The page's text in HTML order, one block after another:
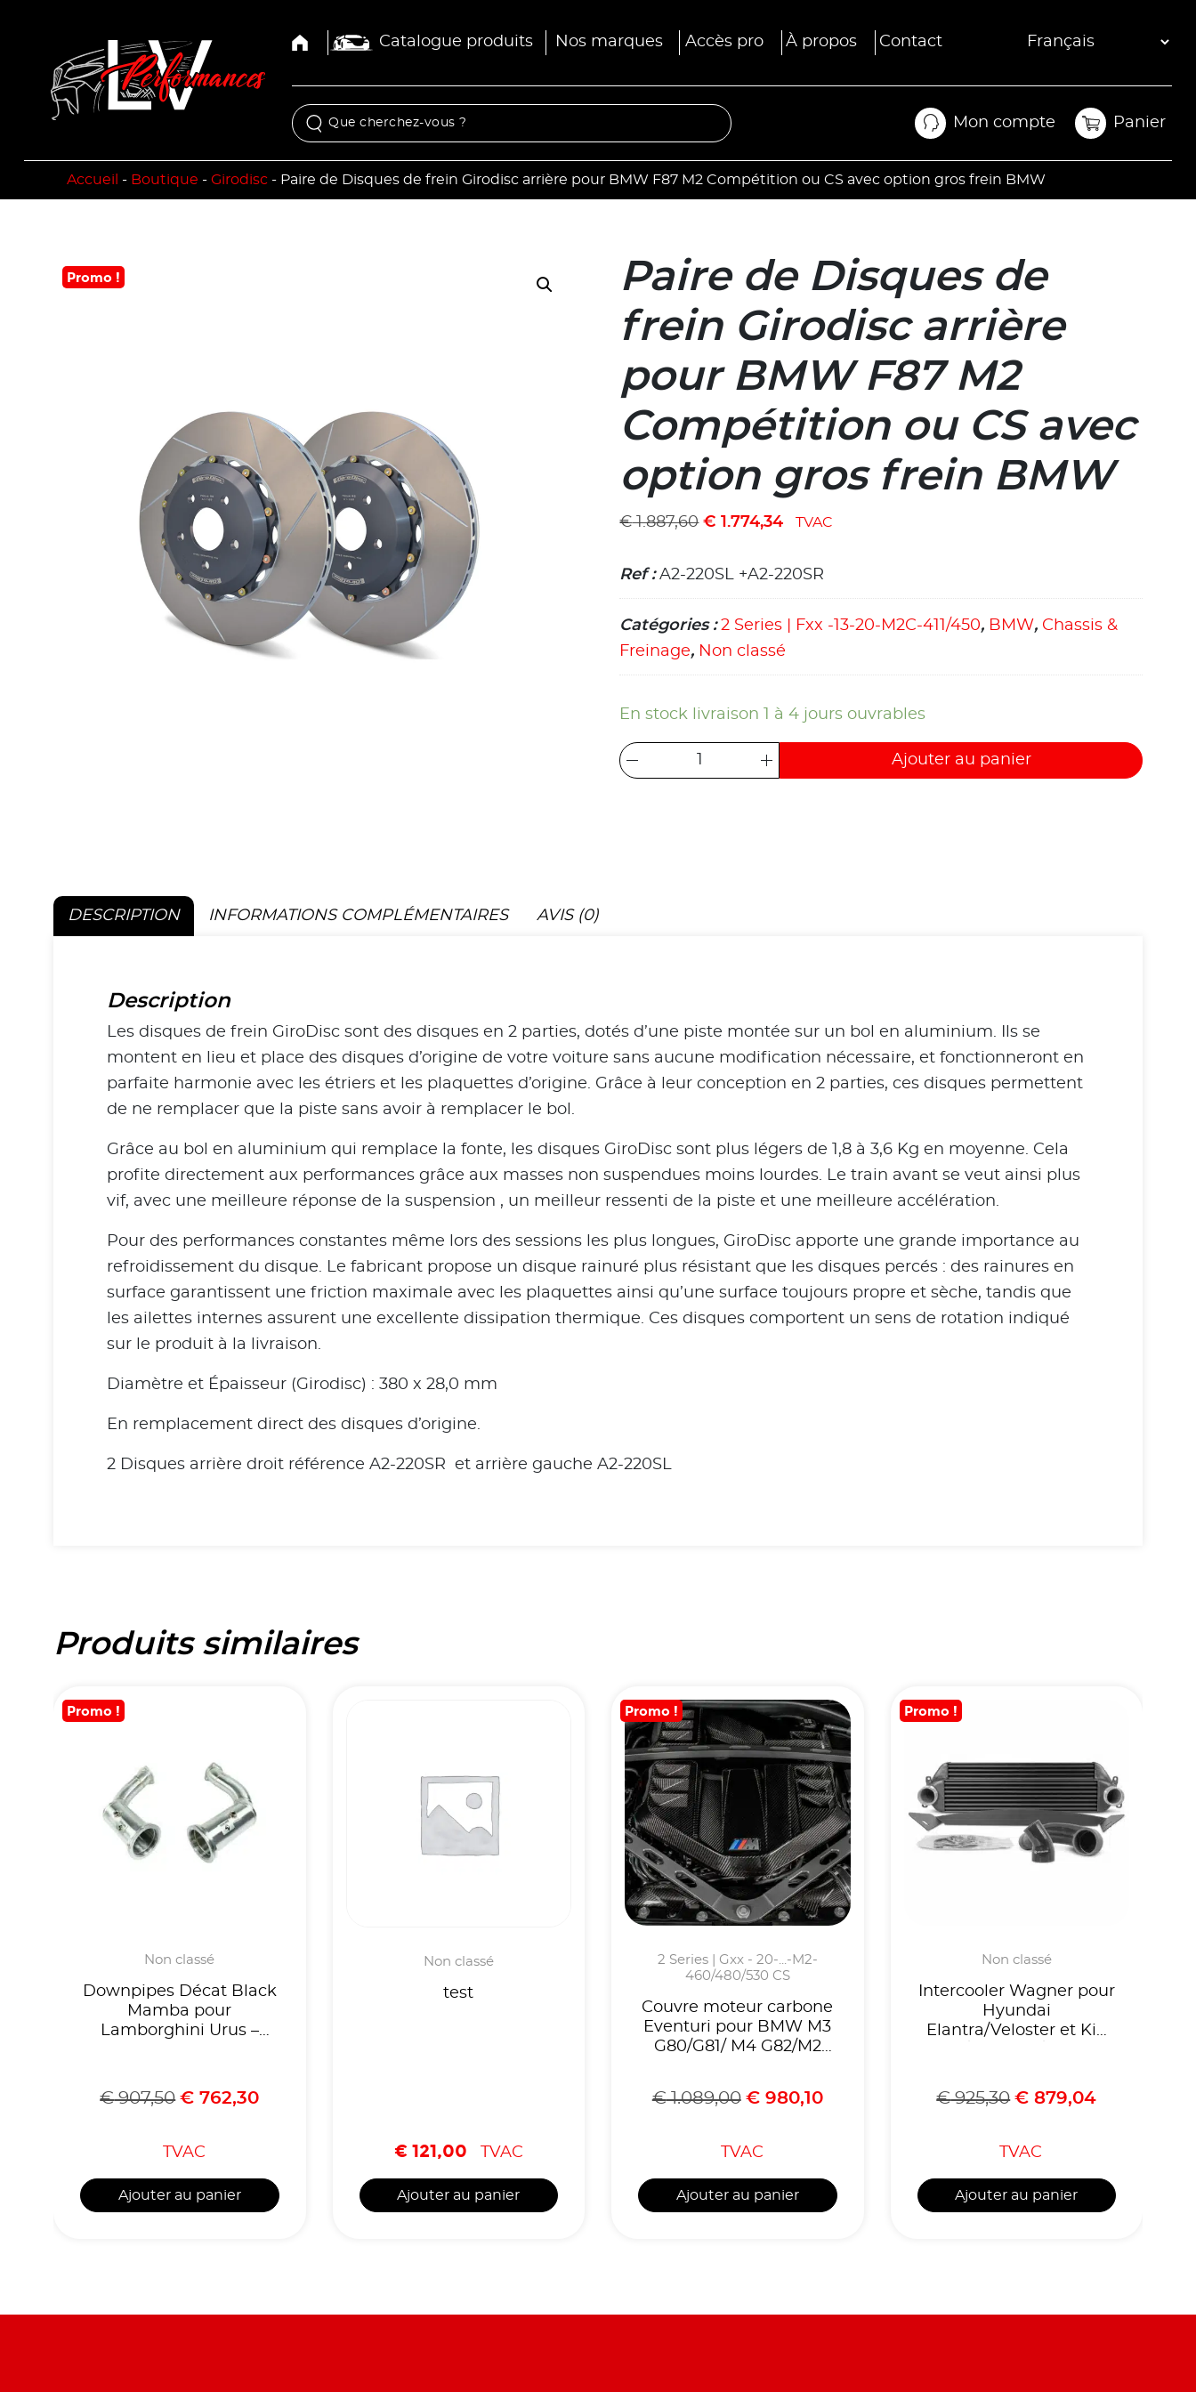
Catalogue produits Nos marques Accès pro À propos Contact
Mon compte
Mon compte
Panier
Panier
Accueil - Boutique - Girodisc - Paire de Disques de frein Girodisc arrière pour BMW F87 M2 Compétition ou CS avec option gros frein BMW
Promo !
Paire de Disques de
frein Girodisc arrière
pour BMW F87 M2
Compétition ou CS avec
option gros frein BMW
€1.887,60 € 1.774,34 TVAC
Ref :A2-220SL +A2-220SR
Catégories :2 Series | Fxx -13-20-M2C-411/450, BMW, Chassis &
Freinage, Non classé
En stock livraison 1 à 4 jours ouvrables
Ajouter au panier
DESCRIPTION INFORMATIONS COMPLÉMENTAIRES AVIS (0)
Description
Les disques de frein GiroDisc sont des disques en 2 parties, dotés d’une piste montée sur un bol en aluminium. Ils se
montent en lieu et place des disques d’origine de votre voiture sans aucune modification nécessaire, et fonctionneront en
parfaite harmonie avec les étriers et les plaquettes d’origine. Grâce à leur conception en 2 parties, ces disques permettent
de ne remplacer que la piste sans avoir à remplacer le bol.
Grâce au bol en aluminium qui remplace la fonte, les disques GiroDisc sont plus légers de 1,8 à 3,6 Kg en moyenne. Cela
profite directement aux performances grâce aux masses non suspendues moins lourdes. Le train avant se veut ainsi plus
vif, avec une meilleure réponse de la suspension , un meilleur ressenti de la piste et une meilleure accélération.
Pour des performances constantes même lors des sessions les plus longues, GiroDisc apporte une grande importance au
refroidissement du disque. Le fabricant propose un disque rainuré plus résistant que les disques percés : des rainures en
surface garantissent une friction maximale avec les plaquettes ainsi qu’une surface toujours propre et sèche, tandis que
les ailettes internes assurent une excellente dissipation thermique. Ces disques comportent un sens de rotation indiqué
sur le produit à la livraison.
Diamètre et Épaisseur (Girodisc) : 380 x 28,0 mm
En remplacement direct des disques d’origine.
2 Disques arrière droit référence A2-220SR et arrière gauche A2-220SL
Produits similaires
Promo !
Non classé
Downpipes Décat Black
Mamba pour
Lamborghini Urus –
€907,50 € 762,30
TVAC
Ajouter au panier
Non classé
test
€121,00 TVAC
Ajouter au panier
Promo !
2 Series | Gxx - 20-...-M2-
460/480/530 CS
Couvre moteur carbone
Eventuri pour BMW M3
G80/G81/ M4 G82/M2
€1.089,00 €980,10
TVAC
Ajouter au panier
Promo !
Non classé
Intercooler Wagner pour
Hyundai
Elantra/Veloster et Kia
€925,30 € 879,04
TVAC
Ajouter au panier